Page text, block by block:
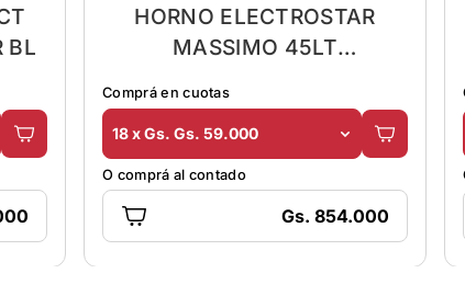
BL
HORNO ELECTROSTAR
MASSIMO 45LT
Comprá en cuotas
18 x Gs. Gs. 59.000
O comprá al contado
Gs. 854.000